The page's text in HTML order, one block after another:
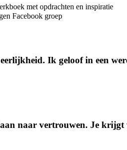
met opdrachten en inspiratie
Facebook groep
Ik geloof in een
naar vertrouwen. Je